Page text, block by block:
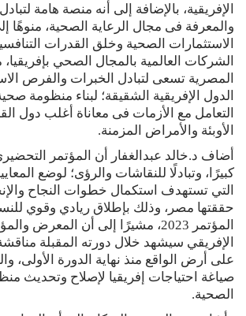
الإفريقية، بالإضافة إلى أنه منصة هامة
والمعرفة فى مجال الرعاية الصحية، منوهًا
الاستثمارات الصحية وخلق القدرات
الشركات العالمية بالمجال الصحي بإفريقيا،
المصرية تسعى لتبادل الخبرات والفرص
الدول الإفريقية الشقيقة؛ لبناء منظومة
التعامل مع الأزمات فى معاناة أغلب دول
الأوبئة والأمراض المزمنة.
أضاف د.خالد عبدالغفار أن المؤتمر
كبيرًا، وتبادلًا للنقاشات والرؤى؛ لوضع
التي تستهدف استكمال خطوات النجاح
حققتها مصر، وذلك بإطلاق ريادي وقوي
المؤتمر 2023، مشيرًا إلى أن المعرض
الإفريقي سيشهد خلال دورته المقبلة
على أرض الواقع منذ نهاية الدورة الأولى،
صياغة احتياجات إفريقيا لإصلاح وتحديث
الصحية.